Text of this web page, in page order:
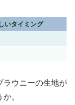
いタイミング
ラウニーの生地が
。